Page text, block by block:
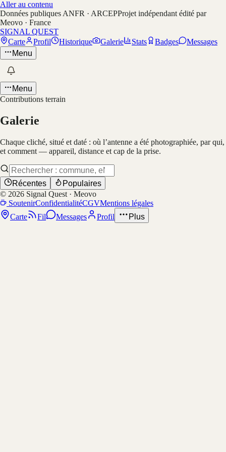
Aller au contenu
Données publiques ANFR · ARCEPProjet indépendant édité par
Meovo · France
SIGNAL QUEST
Carte
Profil Historique Galerie Stats Badges
Messages
Menu
Menu
Contributions terrain
Galerie
Chaque cliché, situé et daté : où l’antenne a été photographiée, par qui,
et comment — appareil, distance et cap de la prise.
Récentes
Populaires
© 2026 Signal Quest · Meovo
SoutenirConfidentialitéCGVMentions légales
Carte
Fil Messages Profil Plus